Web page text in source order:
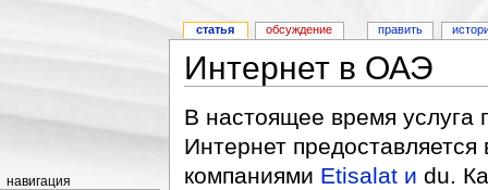
Интернет в ОАЭ
В настоящее время услуга
Интернет предоставляется
компаниями Etisalat и du.
статья обсуждение править
навигация